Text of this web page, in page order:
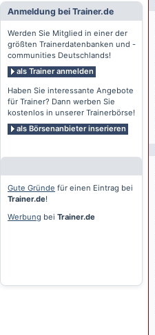
Anmeldung bei Trainer.de
Werden Sie Mitglied in einer der
größten Trainerdatenbanken und -
communities Deutschlands!
als Trainer anmelden
Haben Sie interessante Angebote
für Trainer? Dann werben Sie
kostenlos in unserer Trainerbörse!
als Börsenanbieter inserieren
Gute Gründe für einen Eintrag bei
Trainer.de!
Werbung bei Trainer.de